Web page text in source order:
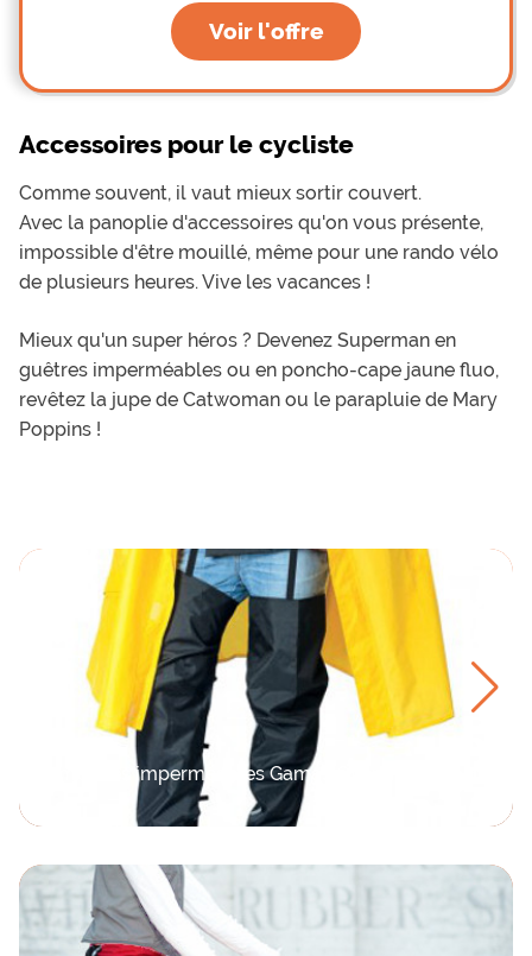
Voir l'offre
Accessoires pour le cycliste
Comme souvent, il vaut mieux sortir couvert.
Avec la panoplie d'accessoires qu'on vous présente,
impossible d'être mouillé, même pour une rando vélo
de plusieurs heures. Vive les vacances !
Mieux qu'un super héros ? Devenez Superman en
guêtres imperméables ou en poncho-cape jaune fluo,
revêtez la jupe de Catwoman ou le parapluie de Mary
Poppins !
Jambières imperméables Gamas Overknees de Hock